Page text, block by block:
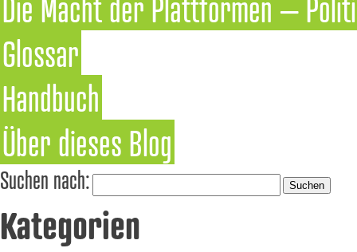
Glossar
Handbuch
Über dieses Blog
Suchen nach:
Kategorien